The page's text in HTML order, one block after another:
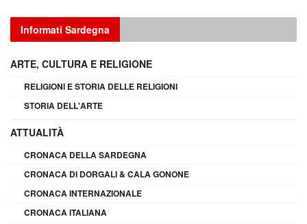
Informati Sardegna
ARTE, CULTURA E RELIGIONE
RELIGIONI E STORIA DELLE RELIGIONI
STORIA DELL'ARTE
ATTUALITÀ
CRONACA DELLA SARDEGNA
CRONACA DI DORGALI & CALA GONONE
CRONACA INTERNAZIONALE
CRONACA ITALIANA